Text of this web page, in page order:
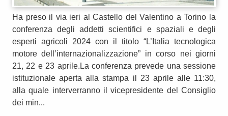
Ha preso il via ieri al Castello del Valentino a Torino la
conferenza degli addetti scientifici e spaziali e degli
esperti agricoli 2024 con il titolo “L’Italia tecnologica
motore dell’internazionalizzazione” in corso nei giorni
21, 22 e 23 aprile.La conferenza prevede una sessione
istituzionale aperta alla stampa il 23 aprile alle 11:30,
alla quale interverranno il vicepresidente del Consiglio
dei min...